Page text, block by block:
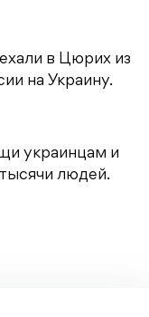
в Цюрих из
на Украину.
украинцам и
людей.